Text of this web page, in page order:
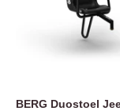
BERG Duostoel